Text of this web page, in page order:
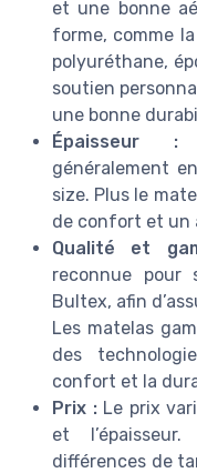
et une bonne
forme, comme
polyuréthane,
soutien
une bonne
Épaisseur :
généralement
size. Plus le
de confort et un
Qualité et
reconnue pour
Bultex, afin
Les matelas
des
confort et la
Prix :Le prix
et
différences de